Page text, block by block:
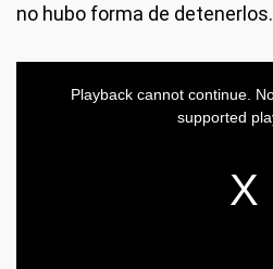
no hubo forma de detenerlos.